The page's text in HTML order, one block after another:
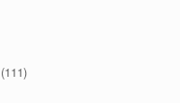
(111)